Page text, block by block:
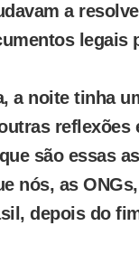
a
legais
a noite tinha
reflexões
são essas
nós, as
depois do